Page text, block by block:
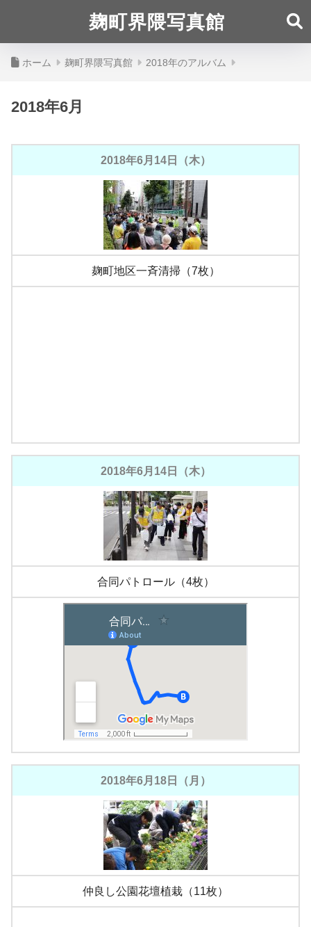
麹町界隈写真館
ホーム 麹町界隈写真館 2018年のアルバム
2018年6月
2018年6月14日（木）
麹町地区一斉清掃（7枚）
2018年6月14日（木）
合同パトロール（4枚）
2018年6月18日（月）
仲良し公園花壇植栽（11枚）